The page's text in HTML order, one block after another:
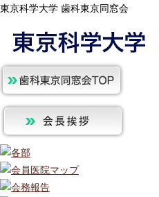
東京科学大学 歯科東京同窓会